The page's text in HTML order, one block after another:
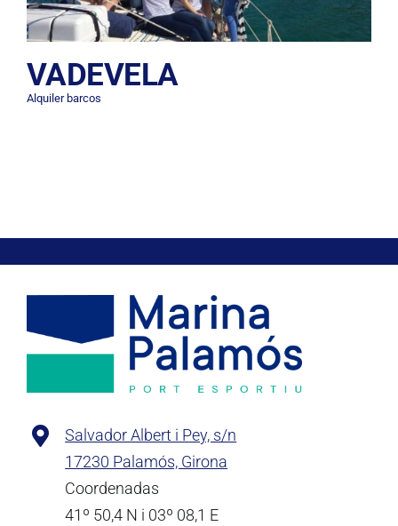
VADEVELA
Alquiler barcos
Salvador Albert i Pey, s/n
17230 Palamós, Girona
Coordenadas
41º 50,4 N i 03º 08,1 E